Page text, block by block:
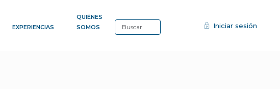
EXPERIENCIAS
QUIÉNES
SOMOS
Iniciar sesión